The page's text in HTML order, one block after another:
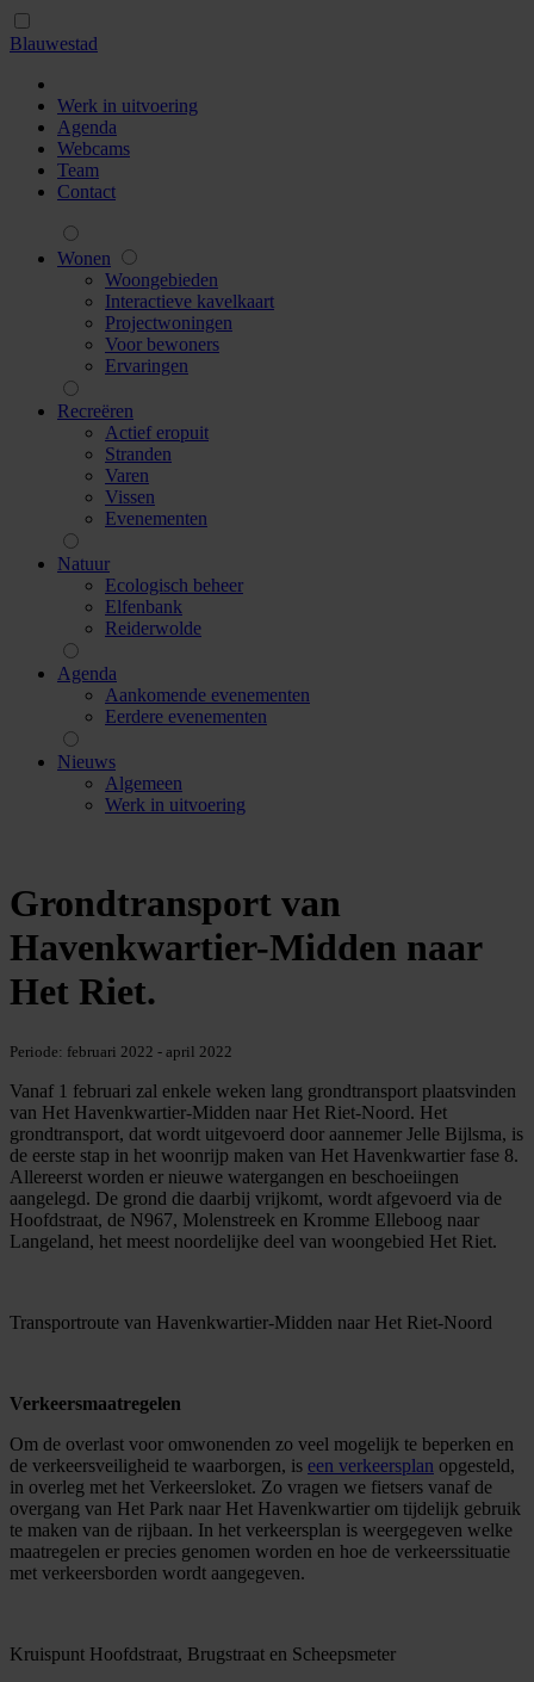
Blauwestad
Werk in uitvoering
Agenda
Webcams
Team
Contact
Wonen
Woongebieden
Interactieve kavelkaart
Projectwoningen
Voor bewoners
Ervaringen
Recreëren
Actief eropuit
Stranden
Varen
Vissen
Evenementen
Natuur
Ecologisch beheer
Elfenbank
Reiderwolde
Agenda
Aankomende evenementen
Eerdere evenementen
Nieuws
Algemeen
Werk in uitvoering
Grondtransport van
Havenkwartier-Midden naar
Het Riet.
Periode: februari 2022 - april 2022
Vanaf 1 februari zal enkele weken lang grondtransport plaatsvinden
van Het Havenkwartier-Midden naar Het Riet-Noord. Het
grondtransport, dat wordt uitgevoerd door aannemer Jelle Bijlsma, is
de eerste stap in het woonrijp maken van Het Havenkwartier fase 8.
Allereerst worden er nieuwe watergangen en beschoeiingen
aangelegd. De grond die daarbij vrijkomt, wordt afgevoerd via de
Hoofdstraat, de N967, Molenstreek en Kromme Elleboog naar
Langeland, het meest noordelijke deel van woongebied Het Riet.
Transportroute van Havenkwartier-Midden naar Het Riet-Noord
Verkeersmaatregelen
Om de overlast voor omwonenden zo veel mogelijk te beperken en
de verkeersveiligheid te waarborgen, is een verkeersplan opgesteld,
in overleg met het Verkeersloket. Zo vragen we fietsers vanaf de
overgang van Het Park naar Het Havenkwartier om tijdelijk gebruik
te maken van de rijbaan. In het verkeersplan is weergegeven welke
maatregelen er precies genomen worden en hoe de verkeerssituatie
met verkeersborden wordt aangegeven.
Kruispunt Hoofdstraat, Brugstraat en Scheepsmeter